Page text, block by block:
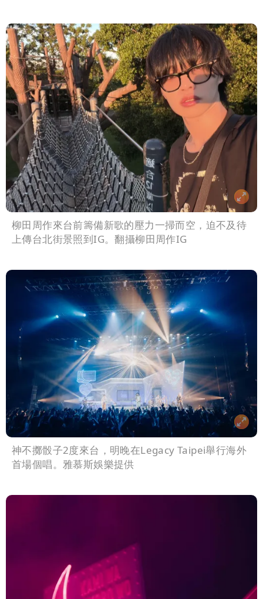
柳田周作來台前籌備新歌的壓力一掃而空，迫不及待
上傳台北街景照到IG。翻攝柳田周作IG
神不擲骰子2度來台，明晚在Legacy Taipei舉行海外
首場個唱。雅慕斯娛樂提供